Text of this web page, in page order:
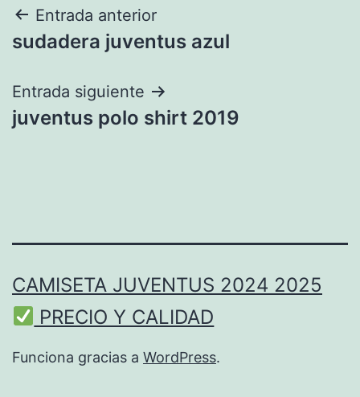
Navegación
de
entradas
Entrada anterior
sudadera juventus azul
Entrada siguiente
juventus polo shirt 2019
CAMISETA JUVENTUS 2024 2025
PRECIO Y CALIDAD
Funciona gracias a WordPress.